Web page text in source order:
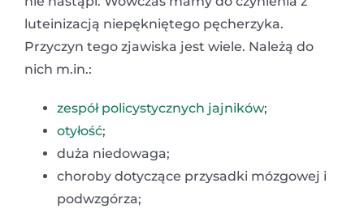
luteinizacją niepękniętego pęcherzyka.
Przyczyn tego zjawiska jest wiele. Należą do
nich m.in.:
zespół policystycznych jajników;
otyłość;
duża niedowaga;
choroby dotyczące przysadki mózgowej i
podwzgórza;